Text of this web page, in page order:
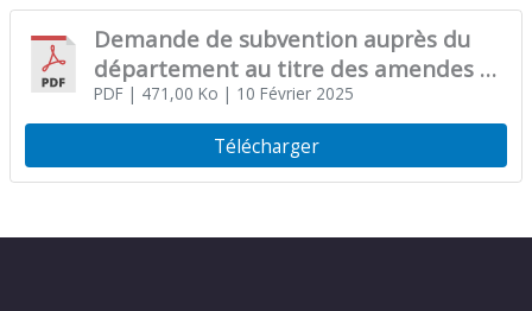
Demande de subvention auprès du
département au titre des amendes de
police 2025
PDF| 471,00 Ko | 10 Février 2025
Télécharger